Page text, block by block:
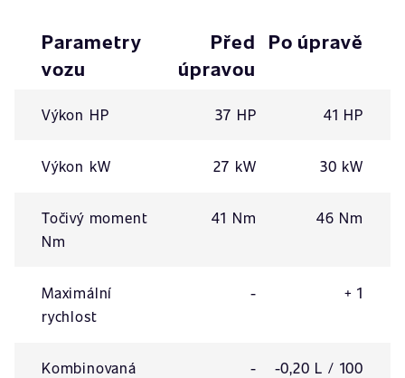
Parametry
vozu
Před
úpravou
Po úpravě
Výkon HP 37 HP 41 HP
Výkon kW 27 kW 30 kW
Točivý moment
Nm
41 Nm 46 Nm
Maximální
rychlost
- + 1
Kombinovaná
-
-0,20 L / 100